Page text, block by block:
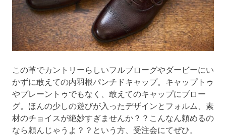
この革でカントリーらしいフルブローグやダービーにい
かずに敢えての内羽根パンチドキャップ。キャップトゥ
やプレーントゥでもなく、敢えてのキャップにブロー
グ。ほんの少しの遊びが入ったデザインとフォルム、素
材のチョイスが絶妙すぎませんか？？こんなん頼めるの
なら頼んじゃうよ？？という方、受注会にてぜひ。